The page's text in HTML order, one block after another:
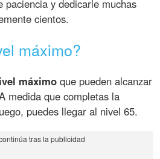
paciencia y dedicarle muchas
cientos.
máximo?
máximo que pueden alcanzar
medida que completas la
puedes llegar al nivel 65.